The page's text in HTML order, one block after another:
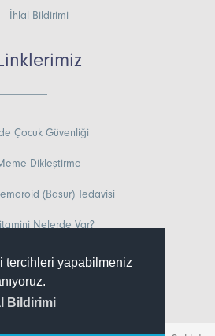
tercihleri yapabilmeniz
Bildirimi
İhlal Bildirimi
Çocuk Güvenliği
Dikleştirme
(Basur) Tedavisi
Nelerde Var?
Beyin ve Sinir Cerrahisi
Kepçe Kulak Ameliyatı